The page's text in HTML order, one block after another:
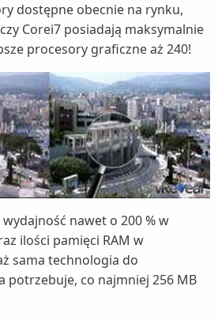
dostępne obecnie na rynku,
Corei7 posiadają maksymalnie
procesory graficzne aż 240!
nawet o 200 % w
ilości pamięci RAM w
sama technologia do
potrzebuje, co najmniej 256 MB